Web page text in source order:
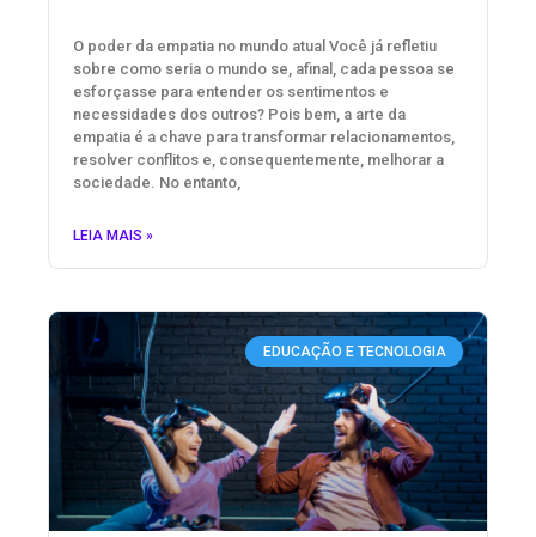
O poder da empatia no mundo atual Você já refletiu
sobre como seria o mundo se, afinal, cada pessoa se
esforçasse para entender os sentimentos e
necessidades dos outros? Pois bem, a arte da
empatia é a chave para transformar relacionamentos,
resolver conflitos e, consequentemente, melhorar a
sociedade. No entanto,
LEIA MAIS »
EDUCAÇÃO E TECNOLOGIA